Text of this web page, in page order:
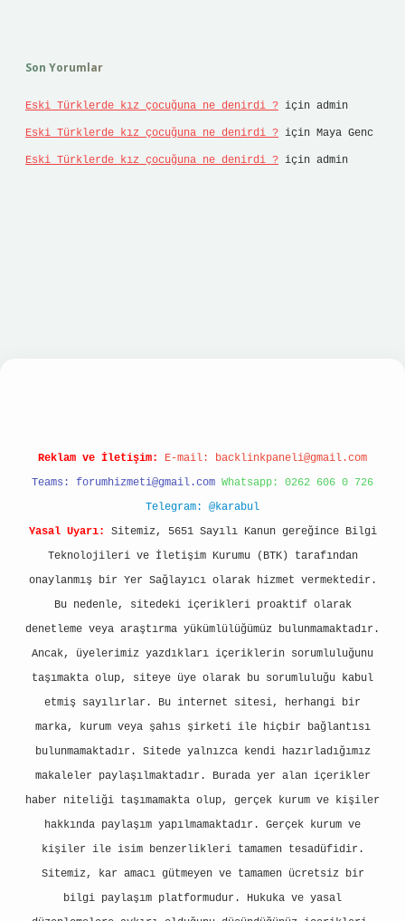
Son Yorumlar
Eski Türklerde kız çocuğuna ne denirdi ? için admin
Eski Türklerde kız çocuğuna ne denirdi ? için Maya Genc
Eski Türklerde kız çocuğuna ne denirdi ? için admin
Reklam ve İletişim: E-mail: backlinkpaneli@gmail.com
Teams: forumhizmeti@gmail.com Whatsapp: 0262 606 0 726
Telegram: @karabul
Yasal Uyarı:
Sitemiz, 5651 Sayılı Kanun gereğince Bilgi
Teknolojileri ve İletişim Kurumu (BTK) tarafından
onaylanmış bir Yer Sağlayıcı olarak hizmet vermektedir.
Bu nedenle, sitedeki içerikleri proaktif olarak
denetleme veya araştırma yükümlülüğümüz bulunmamaktadır.
Ancak, üyelerimiz yazdıkları içeriklerin sorumluluğunu
taşımakta olup, siteye üye olarak bu sorumluluğu kabul
etmiş sayılırlar. Bu internet sitesi, herhangi bir
marka, kurum veya şahıs şirketi ile hiçbir bağlantısı
bulunmamaktadır. Sitede yalnızca kendi hazırladığımız
makaleler paylaşılmaktadır. Burada yer alan içerikler
haber niteliği taşımamakta olup, gerçek kurum ve kişiler
hakkında paylaşım yapılmamaktadır. Gerçek kurum ve
kişiler ile isim benzerlikleri tamamen tesadüfidir.
Sitemiz, kar amacı gütmeyen ve tamamen ücretsiz bir
bilgi paylaşım platformudur. Hukuka ve yasal